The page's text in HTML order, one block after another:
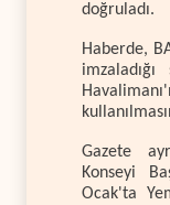
doğruladı.
Haberde,
Gazete
Konseyi
Ocak'ta